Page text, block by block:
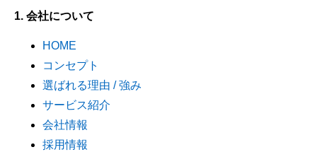
1. 会社について
HOME
コンセプト
選ばれる理由 / 強み
サービス紹介
会社情報
採用情報